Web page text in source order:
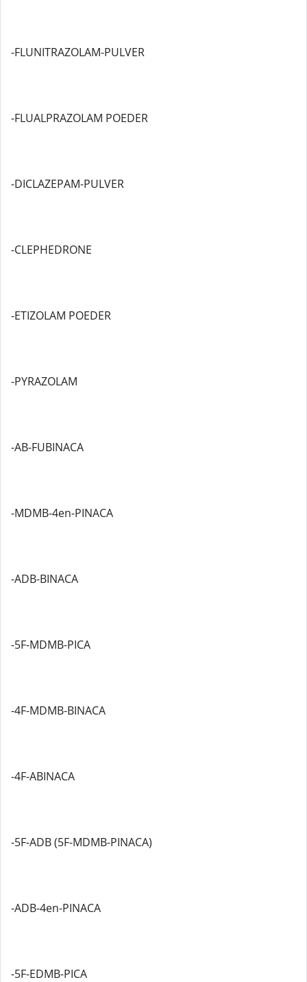
-FLUNITRAZOLAM-PULVER
-FLUALPRAZOLAM POEDER
-DICLAZEPAM-PULVER
-CLEPHEDRONE
-ETIZOLAM POEDER
-PYRAZOLAM
-AB-FUBINACA
-MDMB-4en-PINACA
-ADB-BINACA
-5F-MDMB-PICA
-4F-MDMB-BINACA
-4F-ABINACA
-5F-ADB (5F-MDMB-PINACA)
-ADB-4en-PINACA
-5F-EDMB-PICA